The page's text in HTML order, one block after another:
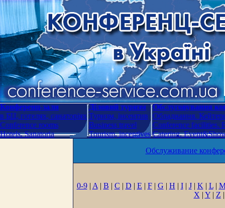
Конференц-зали
в БЦ, готелях, санаторіях
Conference rooms
Hotels. Sanatoria
Діловий туризм
Туризм, інсентив
Business travel
Tourism, incentives
Обслуговування
Обладнання.
Conference facilities.
Catering.
Обслуживание
0-9| A | B | C | D | E | F| G | H | I| J| K | L|
X | Y| Z |